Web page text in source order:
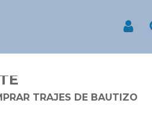
LARGA CON TIRANTES COLOR
NIÑO MANGA
TRAJES DE BAUTIZO